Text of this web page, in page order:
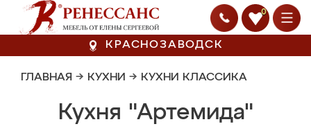
0
КРАСНОЗАВОДСК
ГЛАВНАЯ → КУХНИ → КУХНИ КЛАССИКА
Кухня "Артемида"